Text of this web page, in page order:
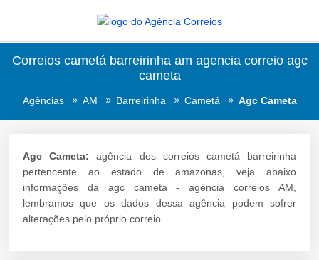
Correios cametá barreirinha am agencia correio agc
cameta
Agências AM Barreirinha Cametá Agc Cameta
Agc Cameta: agência dos correios cametá barreirinha
pertencente ao estado de amazonas, veja abaixo
informações da agc cameta - agência correios AM,
lembramos que os dados dessa agência podem sofrer
alterações pelo próprio correio.